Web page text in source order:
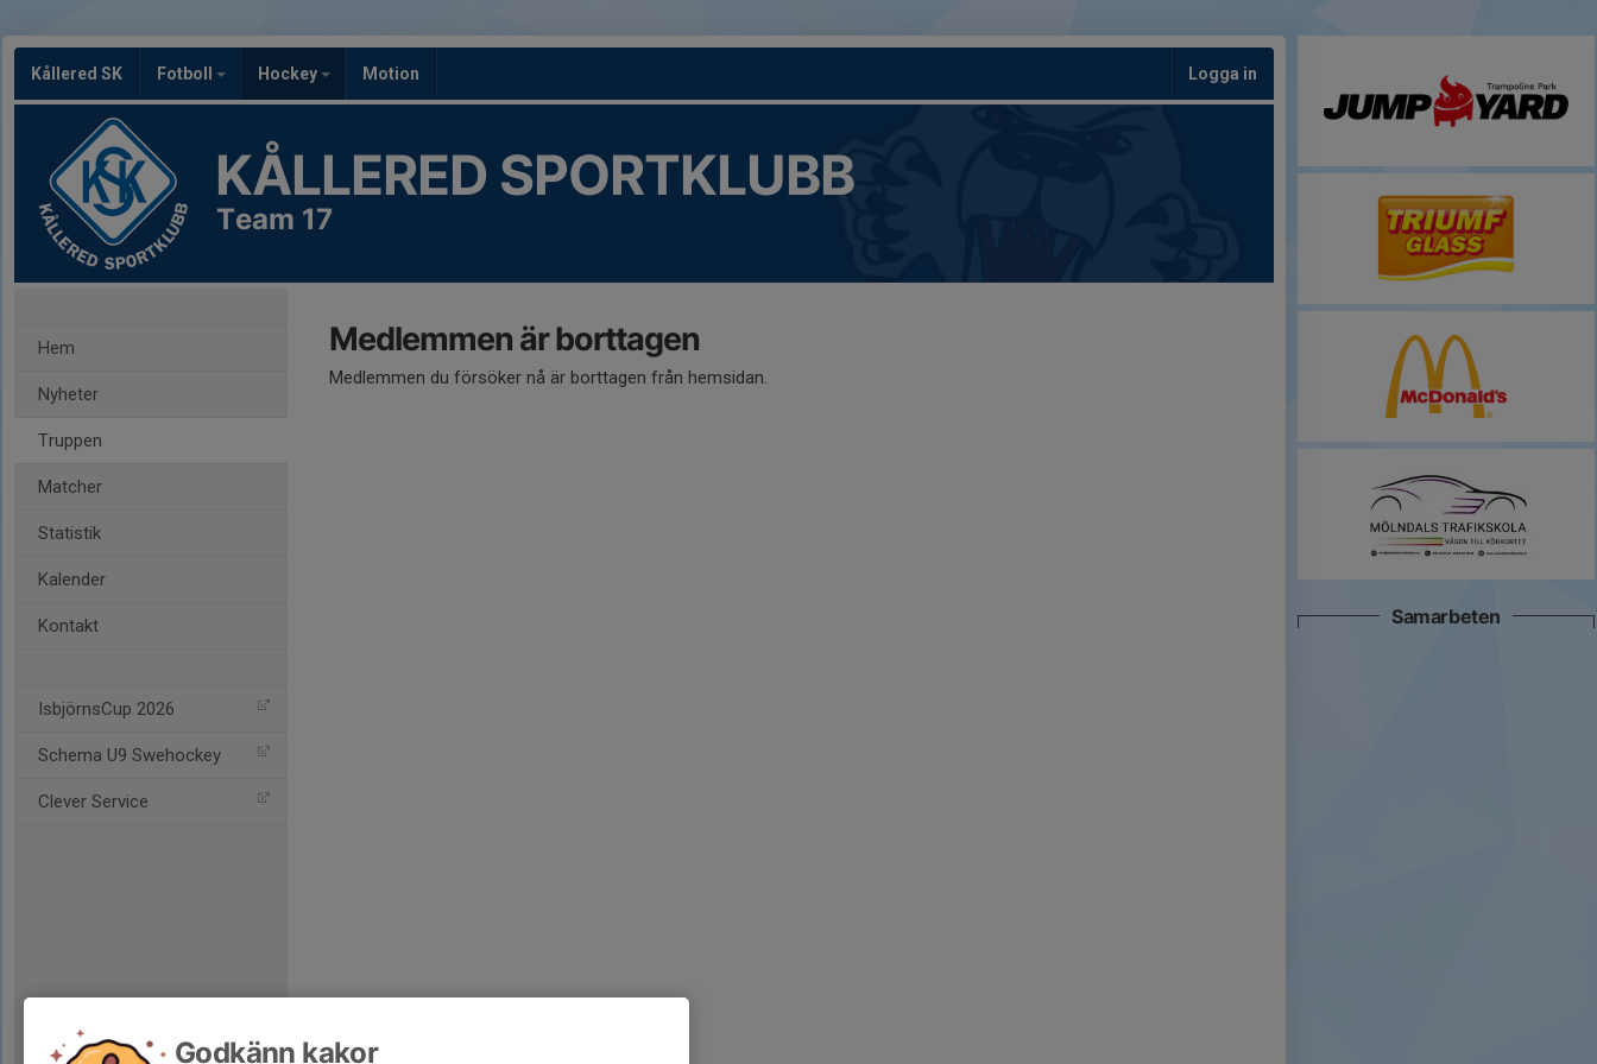
Kållered SK Fotboll Hockey Motion Logga in
KÅLLERED SPORTKLUBB
Team 17
Hem
Nyheter
Truppen
Matcher
Statistik
Kalender
Kontakt
IsbjörnsCup 2026
Schema U9 Swehockey
Clever Service
Medlemmen är borttagen
Medlemmen du försöker nå är borttagen från hemsidan.
Samarbeten
Godkänn kakor